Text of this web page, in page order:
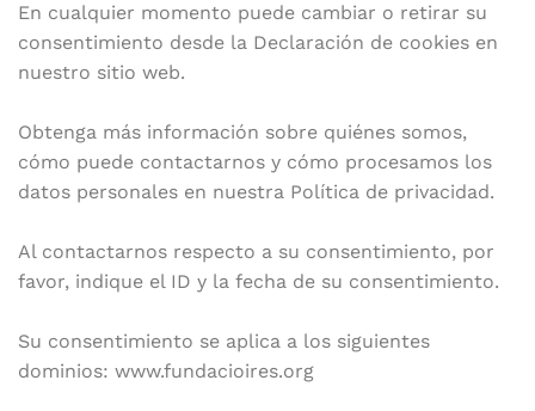
En cualquier momento puede cambiar o retirar su
consentimiento desde la Declaración de cookies en
nuestro sitio web.
Obtenga más información sobre quiénes somos,
cómo puede contactarnos y cómo procesamos los
datos personales en nuestra Política de privacidad.
Al contactarnos respecto a su consentimiento, por
favor, indique el ID y la fecha de su consentimiento.
Su consentimiento se aplica a los siguientes
dominios: www.fundacioires.org